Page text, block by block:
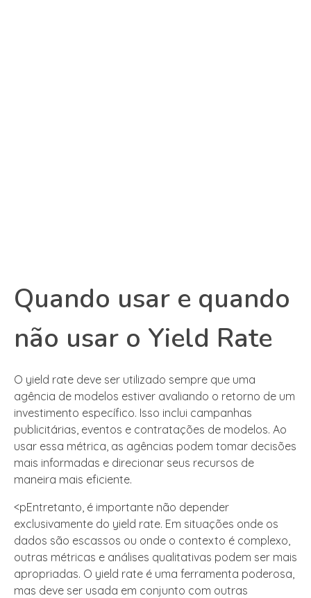
Quando usar e quando
não usar o Yield Rate
O yield rate deve ser utilizado sempre que uma
agência de modelos estiver avaliando o retorno de um
investimento específico. Isso inclui campanhas
publicitárias, eventos e contratações de modelos. Ao
usar essa métrica, as agências podem tomar decisões
mais informadas e direcionar seus recursos de
maneira mais eficiente.
<pEntretanto, é importante não depender
exclusivamente do yield rate. Em situações onde os
dados são escassos ou onde o contexto é complexo,
outras métricas e análises qualitativas podem ser mais
apropriadas. O yield rate é uma ferramenta poderosa,
mas deve ser usada em conjunto com outras